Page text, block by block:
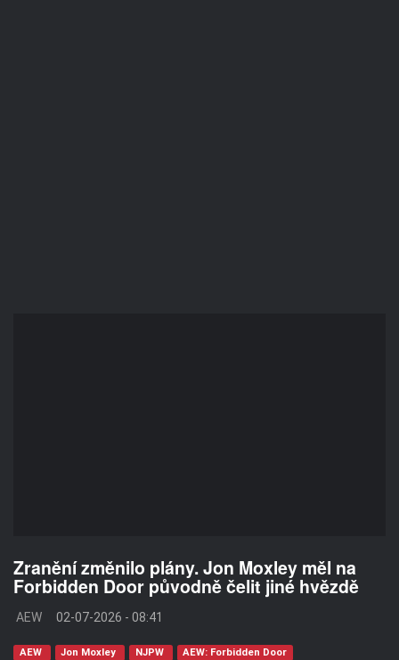
Zranění změnilo plány. Jon Moxley měl na
Forbidden Door původně čelit jiné hvězdě
AEW 02-07-2026 - 08:41
AEW Jon Moxley NJPW AEW: Forbidden Door